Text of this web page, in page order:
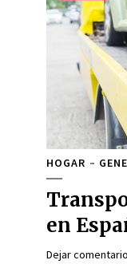
HOGAR
en
Dejar comentario